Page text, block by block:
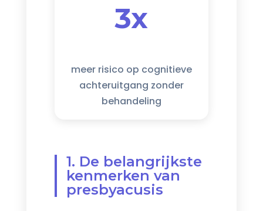
3x
meer risico op cognitieve
achteruitgang zonder
behandeling
1. De belangrijkste
kenmerken van
presbyacusis